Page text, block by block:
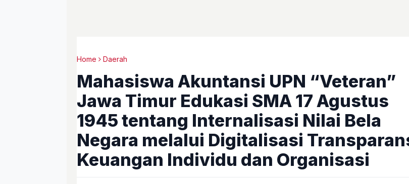
Home Daerah
Mahasiswa Akuntansi UPN “Veteran”
Jawa Timur Edukasi SMA 17 Agustus
1945 tentang Internalisasi Nilai Bela
Negara melalui Digitalisasi
Keuangan Individu dan Organisasi